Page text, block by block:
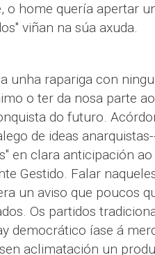
o home quería apertar
viñan na súa axuda.
unha rapariga con
o ter da nosa parte
do futuro.
de ideas
en clara anticipación
Gestido. Falar
un aviso que poucos
Os partidos
democrático íase á
aclimatación un